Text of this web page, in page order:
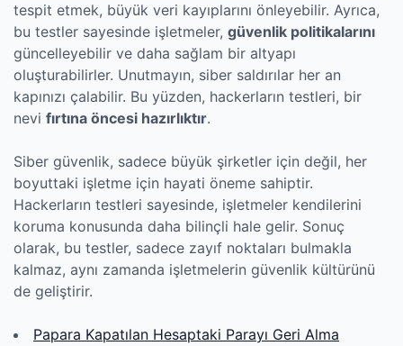
tespit etmek, büyük veri kayıplarını önleyebilir. Ayrıca,
bu testler sayesinde işletmeler, güvenlik politikalarını
güncelleyebilir ve daha sağlam bir altyapı
oluşturabilirler. Unutmayın, siber saldırılar her an
kapınızı çalabilir. Bu yüzden, hackerların testleri, bir
nevi fırtına öncesi hazırlıktır.
Siber güvenlik, sadece büyük şirketler için değil, her
boyuttaki işletme için hayati öneme sahiptir.
Hackerların testleri sayesinde, işletmeler kendilerini
koruma konusunda daha bilinçli hale gelir. Sonuç
olarak, bu testler, sadece zayıf noktaları bulmakla
kalmaz, aynı zamanda işletmelerin güvenlik kültürünü
de geliştirir.
Papara Kapatılan Hesaptaki Parayı Geri Alma